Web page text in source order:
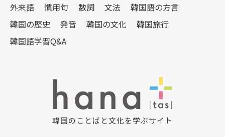
外来語
慣用句 数詞 文法
韓国語の方言
韓国の歴史
発音 韓国の文化
韓国旅行
韓国語学習Q&A
韓国のことばと文化を学ぶサイト